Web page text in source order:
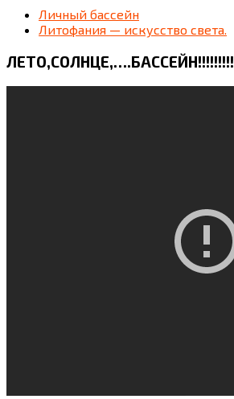
Личный бассейн
Литофания — искусство света.
ЛЕТО,СОЛНЦЕ,….БАССЕЙН!!!!!!!!!